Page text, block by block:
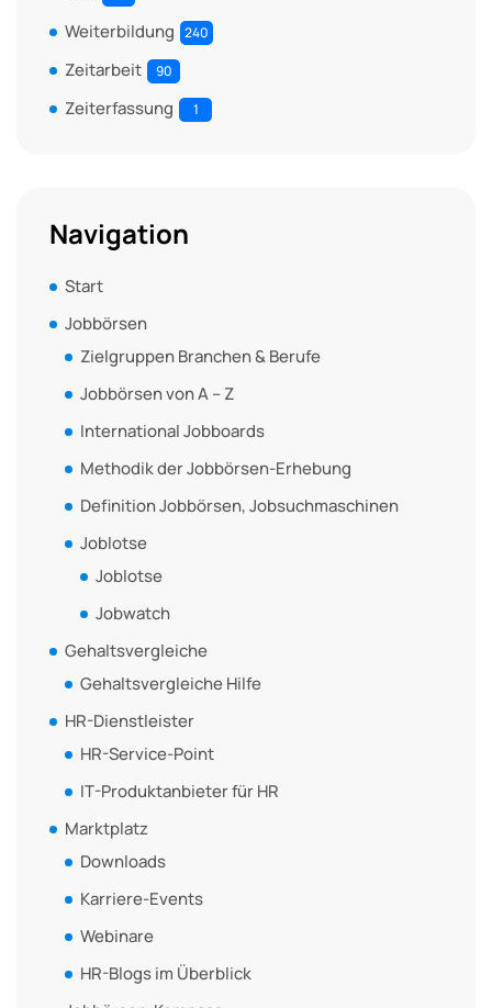
Weiterbildung 240
Zeitarbeit 90
Zeiterfassung 1
Navigation
Start
Jobbörsen
Zielgruppen Branchen & Berufe
Jobbörsen von A – Z
International Jobboards
Methodik der Jobbörsen-Erhebung
Definition Jobbörsen, Jobsuchmaschinen
Joblotse
Joblotse
Jobwatch
Gehaltsvergleiche
Gehaltsvergleiche Hilfe
HR-Dienstleister
HR-Service-Point
IT-Produktanbieter für HR
Marktplatz
Downloads
Karriere-Events
Webinare
HR-Blogs im Überblick